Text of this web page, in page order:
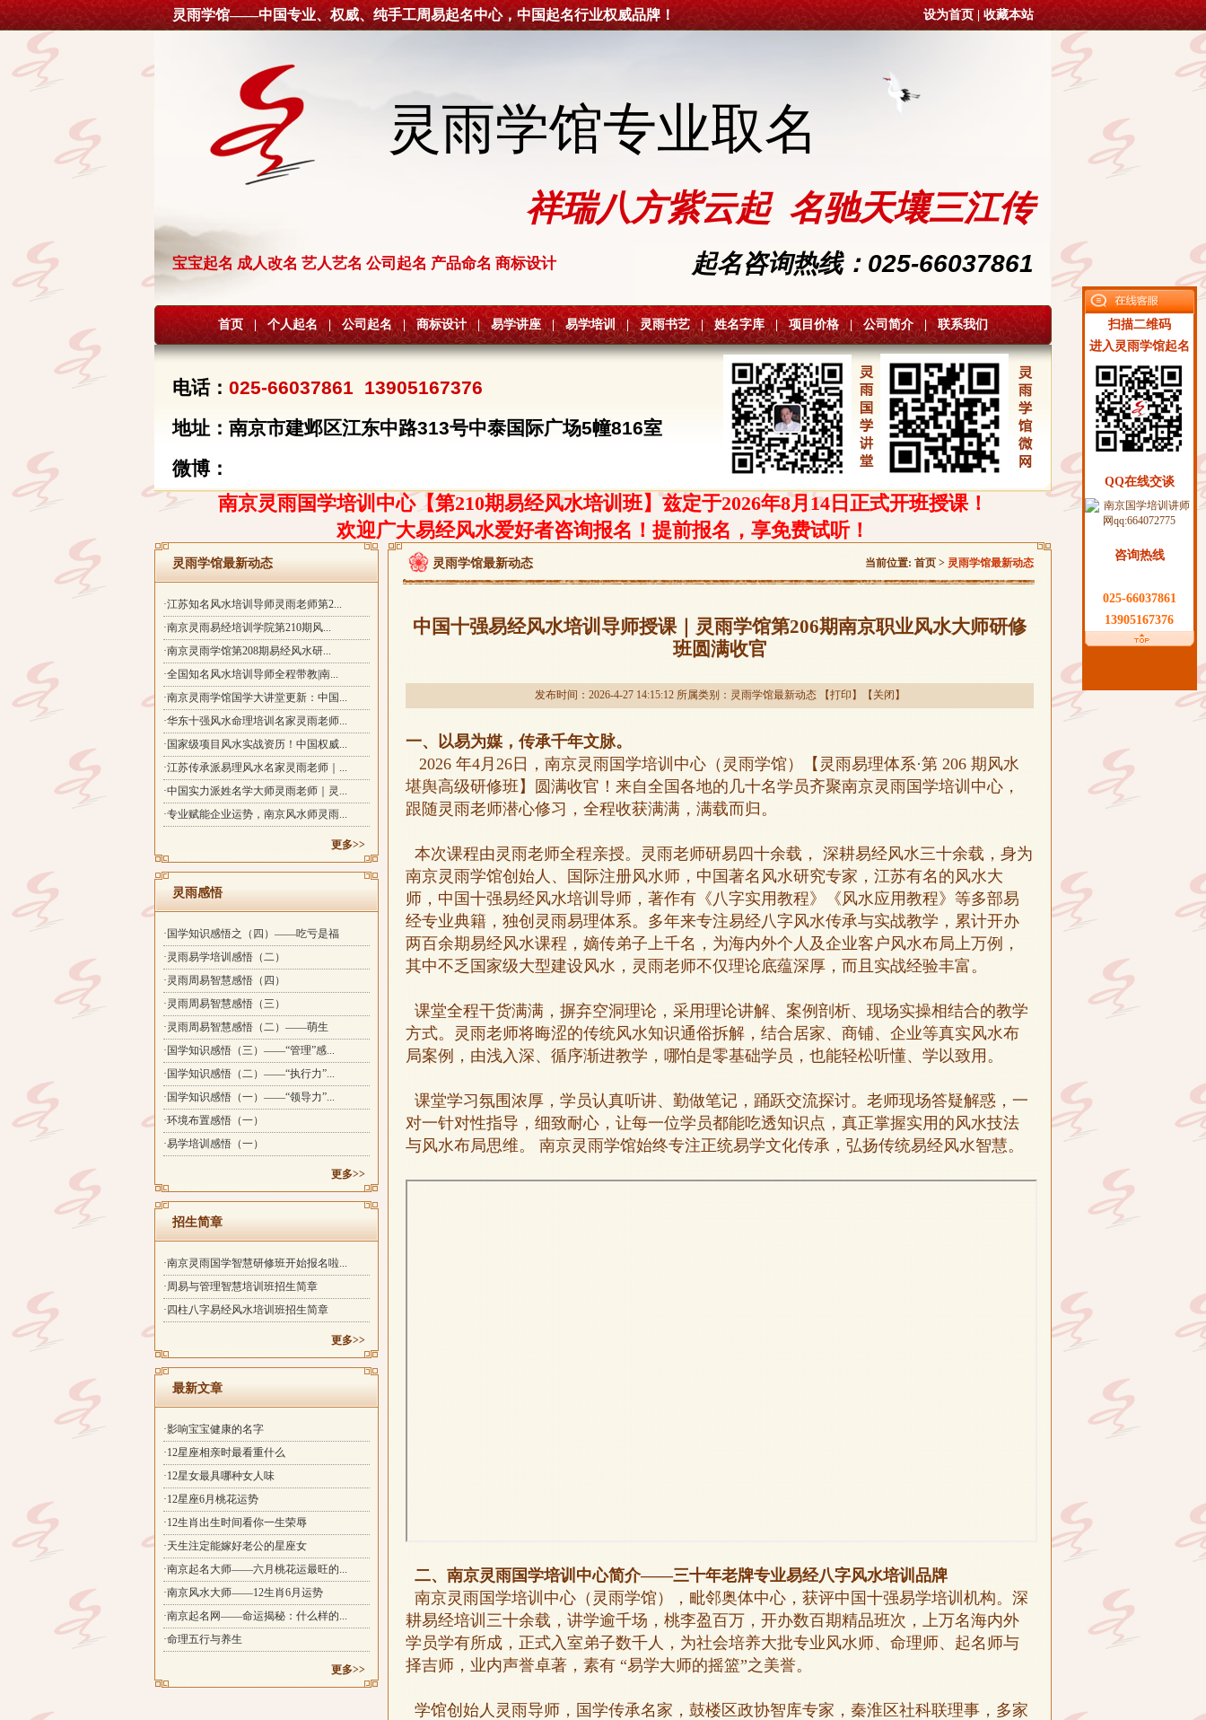
扫描二维码
进入灵雨学馆起名
QQ在线交谈
咨询热线
025-66037861
13905167376
灵雨学馆——中国专业、权威、纯手工周易起名中心，中国起名行业权威品牌！ 设为首页 收藏本站
灵雨学馆专业取名
祥瑞八方紫云起 名驰天壤三江传
宝宝起名 成人改名 艺人艺名 公司起名 产品命名 商标设计 起名咨询热线：025-66037861
首页 | 个人起名 | 公司起名 | 商标设计 | 易学讲座 | 易学培训 | 灵雨书艺 | 姓名字库 | 项目价格 公司简介 联系我们
电话： 025-66037861 13905167376
地址：南京市建邺区江东中路313号中泰国际广场5幢816室
微博：
南京灵雨国学培训中心【第210期易经风水培训班】兹定于2026年8月14日正式开班授课！
欢迎广大易经风水爱好者咨询报名！提前报名，享免费试听！
灵雨学馆最新动态
·江苏知名风水培训导师灵雨老师第2...
·南京灵雨易经培训学院第210期风...
·南京灵雨学馆第208期易经风水研...
·全国知名风水培训导师全程带教|南...
·南京灵雨学馆国学大讲堂更新：中国...
·华东十强风水命理培训名家灵雨老师...
·国家级项目风水实战资历！中国权威...
·江苏传承派易理风水名家灵雨老师｜...
·中国实力派姓名学大师灵雨老师｜灵...
·专业赋能企业运势，南京风水师灵雨...
更多>>
灵雨感悟
·国学知识感悟之（四）——吃亏是福
·灵雨易学培训感悟（二）
·灵雨周易智慧感悟（四）
·灵雨周易智慧感悟（三）
·灵雨周易智慧感悟（二）——萌生
·国学知识感悟（三）——“管理”感...
·国学知识感悟（二）——“执行力”...
·国学知识感悟（一）——“领导力”...
·环境布置感悟（一）
·易学培训感悟（一）
更多>>
招生简章
·南京灵雨国学智慧研修班开始报名啦...
·周易与管理智慧培训班招生简章
·四柱八字易经风水培训班招生简章
更多>>
最新文章
·影响宝宝健康的名字
·12星座相亲时最看重什么
·12星女最具哪种女人味
·12星座6月桃花运势
·12生肖出生时间看你一生荣辱
·天生注定能嫁好老公的星座女
·南京起名大师——六月桃花运最旺的...
·南京风水大师——12生肖6月运势
·南京起名网——命运揭秘：什么样的...
·命理五行与养生
更多>>
灵雨学馆最新动态 当前位置: 首页 > 灵雨学馆最新动态
中国十强易经风水培训导师授课｜灵雨学馆第206期南京职业风水大师研修
班圆满收官
发布时间：2026-4-27 14:15:12 所属类别： 灵雨学馆最新动态【打印 】【 关闭 】
一、以易为媒，传承千年文脉。
2026 年4月26日，南京灵雨国学培训中心（灵雨学馆）【灵雨易理体系·第 206 期风水
堪舆高级研修班】圆满收官！来自全国各地的几十名学员齐聚南京灵雨国学培训中心，
跟随灵雨老师潜心修习，全程收获满满，满载而归。
本次课程由灵雨老师全程亲授。灵雨老师研易四十余载， 深耕易经风水三十余载，身为
南京灵雨学馆创始人、国际注册风水师，中国著名风水研究专家，江苏有名的风水大
师，中国十强易经风水培训导师，著作有《八字实用教程》《风水应用教程》等多部易
经专业典籍，独创灵雨易理体系。多年来专注易经八字风水传承与实战教学，累计开办
两百余期易经风水课程，嫡传弟子上千名，为海内外个人及企业客户风水布局上万例，
其中不乏国家级大型建设风水，灵雨老师不仅理论底蕴深厚，而且实战经验丰富。
课堂全程干货满满，摒弃空洞理论，采用理论讲解、案例剖析、现场实操相结合的教学
方式。灵雨老师将晦涩的传统风水知识通俗拆解，结合居家、商铺、企业等真实风水布
局案例，由浅入深、循序渐进教学，哪怕是零基础学员，也能轻松听懂、学以致用。
课堂学习氛围浓厚，学员认真听讲、勤做笔记，踊跃交流探讨。老师现场答疑解惑，一
对一针对性指导，细致耐心，让每一位学员都能吃透知识点，真正掌握实用的风水技法
与风水布局思维。 南京灵雨学馆始终专注正统易学文化传承，弘扬传统易经风水智慧。
二、南京灵雨国学培训中心简介——三十年老牌专业易经八字风水培训品牌
南京灵雨国学培训中心（灵雨学馆），毗邻奥体中心，获评中国十强易学培训机构。深
耕易经培训三十余载，讲学逾千场，桃李盈百万，开办数百期精品班次，上万名海内外
学员学有所成，正式入室弟子数千人，为社会培养大批专业风水师、命理师、起名师与
择吉师，业内声誉卓著，素有 “易学大师的摇篮”之美誉。
学馆创始人灵雨导师，国学传承名家，鼓楼区政协智库专家，秦淮区社科联理事，多家